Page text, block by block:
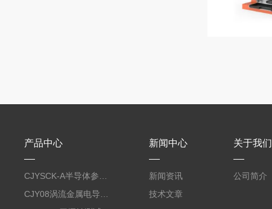
产品中心 新闻中心
新闻资讯
技术文章
关于我们
公司简介